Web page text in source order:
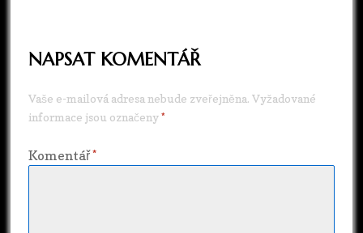
NAPSAT KOMENTÁŘ
Vaše e-mailová adresa nebude zveřejněna. Vyžadované
informace jsou označeny*
Komentář*